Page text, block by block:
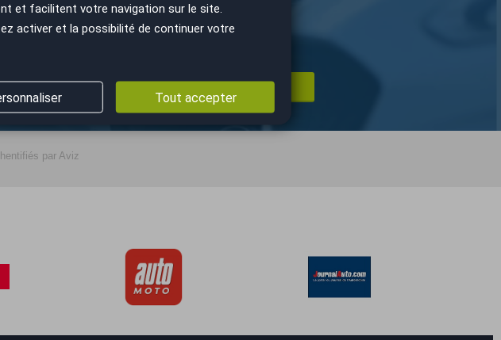
DEMANDE DE DOCUMENTATION
et facilitent votre navigation sur le site.
activer et la possibilité de continuer votre
Tout accepter